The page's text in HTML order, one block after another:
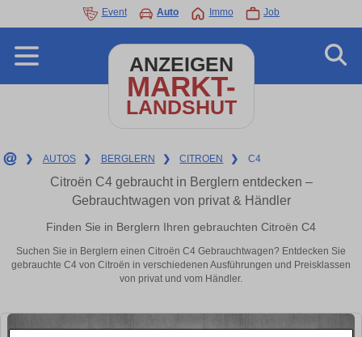
Event Auto Immo Job
ANZEIGEN
MARKT-
LANDSHUT
❯ AUTOS ❯ BERGLERN ❯ CITROEN ❯ C4
Citroën C4 gebraucht in Berglern entdecken –
Gebrauchtwagen von privat & Händler
Finden Sie in Berglern Ihren gebrauchten Citroën C4
Suchen Sie in Berglern einen Citroën C4 Gebrauchtwagen? Entdecken Sie
gebrauchte C4 von Citroën in verschiedenen Ausführungen und Preisklassen
von privat und vom Händler.